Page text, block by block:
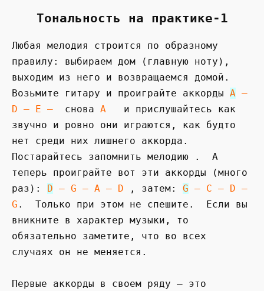
Тональность на практике-1
Любая мелодия строится по образному
правилу: выбираем дом (главную ноту),
выходим из него и возвращаемся домой.
Возьмите гитару и проиграйте аккорды A –
D – E – снова A и прислушайтесь как
звучно и ровно они играются, как будто
нет среди них лишнего аккорда.
Постарайтесь запомнить мелодию . А
теперь проиграйте вот эти аккорды (много
раз): D – G – A – D , затем: G – C – D –
G . Только при этом не спешите. Если вы
вникните в характер музыки, то
обязательно заметите, что во всех
случаях он не меняется.
Первые аккорды в своем ряду – это